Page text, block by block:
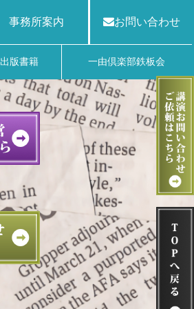
事務所案内 お問い合わせ
出版書籍 一由倶楽部鉄板会